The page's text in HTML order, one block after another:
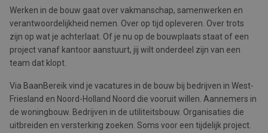
Werken in de bouw gaat over vakmanschap, samenwerken en
verantwoordelijkheid nemen. Over op tijd opleveren. Over trots
zijn op wat je achterlaat. Of je nu op de bouwplaats staat of een
project vanaf kantoor aanstuurt, jij wilt onderdeel zijn van een
team dat klopt.
Via BaanBereik vind je vacatures in de bouw bij bedrijven in West-
Friesland en Noord-Holland Noord die vooruit willen. Aannemers in
de woningbouw. Bedrijven in de utiliteitsbouw. Organisaties die
uitbreiden en versterking zoeken. Soms voor een tijdelijk project.